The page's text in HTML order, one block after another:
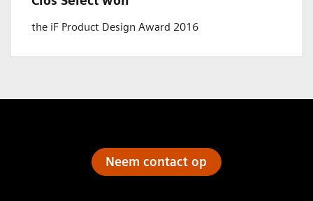
the iF Product Design Award 2016
Neem contact op